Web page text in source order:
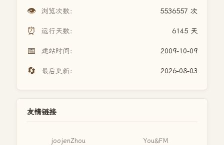
👁️ 浏览次数： 5536557 次
⏰ 运行天数： 6145 天
📅 建站时间： 2009-10-09
🔄 最后更新： 2026-08-03
友情链接
joojenZhou You&FM